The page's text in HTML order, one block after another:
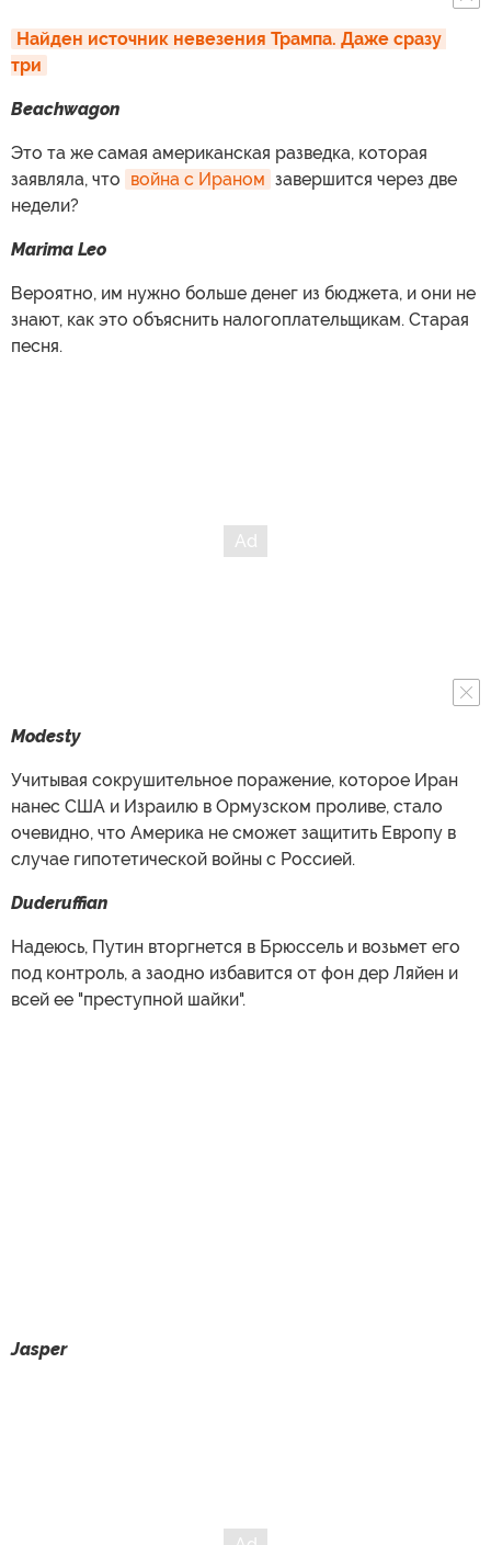
Найден источник невезения Трампа. Даже сразу
три
Beachwagon
Это та же самая американская разведка, которая
заявляла, что война с Ираном завершится через две
недели?
Marima Leo
Вероятно, им нужно больше денег из бюджета, и они не
знают, как это объяснить налогоплательщикам. Старая
песня.
Modesty
Учитывая сокрушительное поражение, которое Иран
нанес США и Израилю в Ормузском проливе, стало
очевидно, что Америка не сможет защитить Европу в
случае гипотетической войны с Россией.
Duderuffian
Надеюсь, Путин вторгнется в Брюссель и возьмет его
под контроль, а заодно избавится от фон дер Ляйен и
всей ее "преступной шайки".
Jasper